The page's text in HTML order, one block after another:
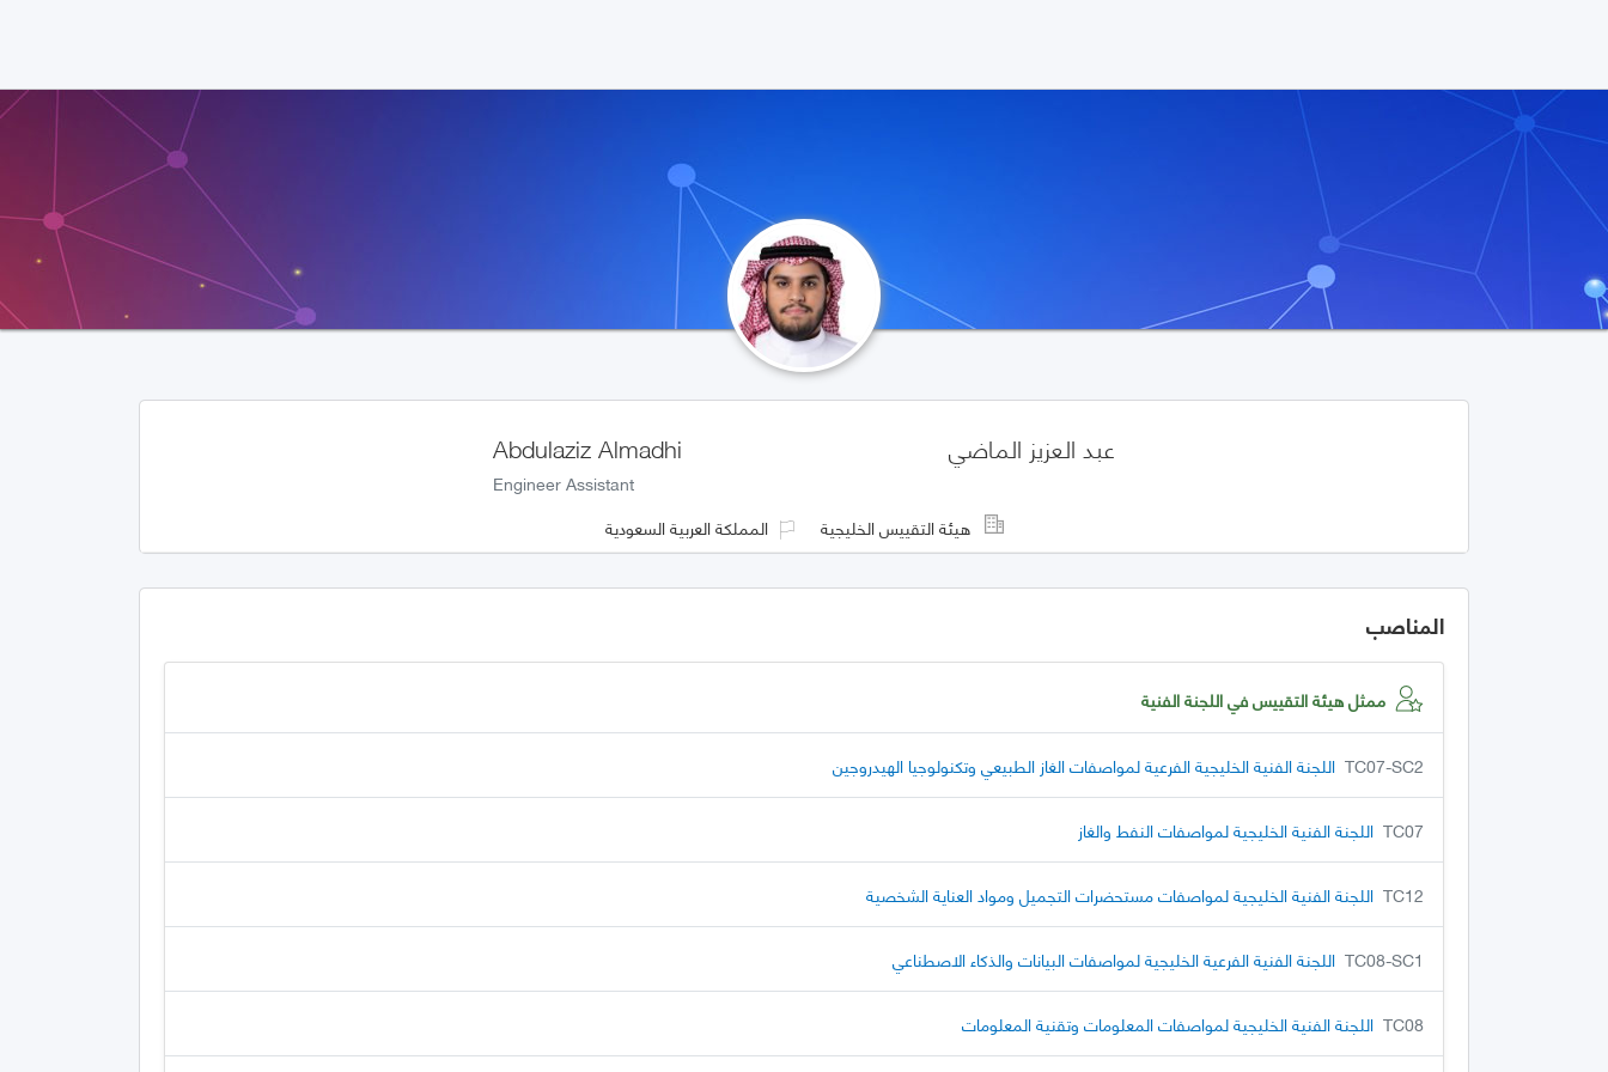
Abdulaziz Almadhi
Engineer Assistant
عبد العزيز الماضي
هيئة التقييس الخليجية المملكة العربية السعودية
المناصب
ممثل هيئة التقييس في اللجنة الفنية
TC07-SC2 اللجنة الفنية الخليجية الفرعية لمواصفات الغاز الطبيعي وتكنولوجيا الهيدروجين
TC07 اللجنة الفنية الخليجية لمواصفات النفط والغاز
TC12 اللجنة الفنية الخليجية لمواصفات مستحضرات التجميل ومواد العناية الشخصية
TC08-SC1 اللجنة الفنية الفرعية الخليجية لمواصفات البيانات والذكاء الاصطناعي
TC08 اللجنة الفنية الخليجية لمواصفات المعلومات وتقنية المعلومات